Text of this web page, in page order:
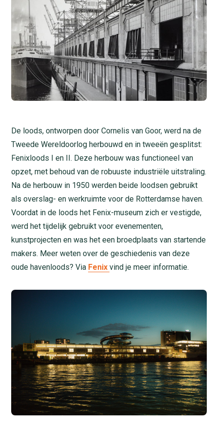
De loods, ontworpen door Cornelis van Goor, werd na de
Tweede Wereldoorlog herbouwd en in tweeën gesplitst:
Fenixloods I en II. Deze herbouw was functioneel van
opzet, met behoud van de robuuste industriële uitstraling.
Na de herbouw in 1950 werden beide loodsen gebruikt
als overslag- en werkruimte voor de Rotterdamse haven.
Voordat in de loods het Fenix-museum zich er vestigde,
werd het tijdelijk gebruikt voor evenementen,
kunstprojecten en was het een broedplaats van startende
makers. Meer weten over de geschiedenis van deze
oude havenloods? Via Fenix vind je meer informatie.